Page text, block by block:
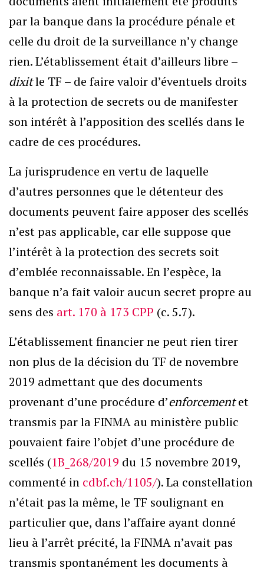
par la banque dans la procédure pénale et
celle du droit de la surveillance n’y change
rien. L’établissement était d’ailleurs libre –
dixitle TF – de faire valoir d’éventuels droits
à la protection de secrets ou de manifester
son intérêt à l’apposition des scellés dans le
cadre de ces procédures.
La jurisprudence en vertu de laquelle
d’autres personnes que le détenteur des
documents peuvent faire apposer des scellés
n’est pas applicable, car elle suppose que
l’intérêt à la protection des secrets soit
d’emblée reconnaissable. En l’espèce, la
banque n’a fait valoir aucun secret propre au
sens des art. 170 à 173 CPP (c. 5.7).
L’établissement financier ne peut rien tirer
non plus de la décision du TF de novembre
2019 admettant que des documents
provenant d’une procédure d’enforcementet
transmis par la FINMA au ministère public
pouvaient faire l’objet d’une procédure de
scellés (1B_268/2019 du 15 novembre 2019,
commenté in cdbf.ch/1105/). La constellation
n’était pas la même, le TF soulignant en
particulier que, dans l’affaire ayant donné
lieu à l’arrêt précité, la FINMA n’avait pas
transmis spontanément les documents à